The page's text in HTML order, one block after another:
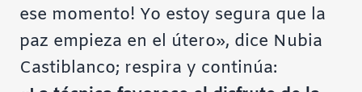
ese momento! Yo estoy segura que la
paz empieza en el útero», dice Nubia
Castiblanco; respira y continúa: